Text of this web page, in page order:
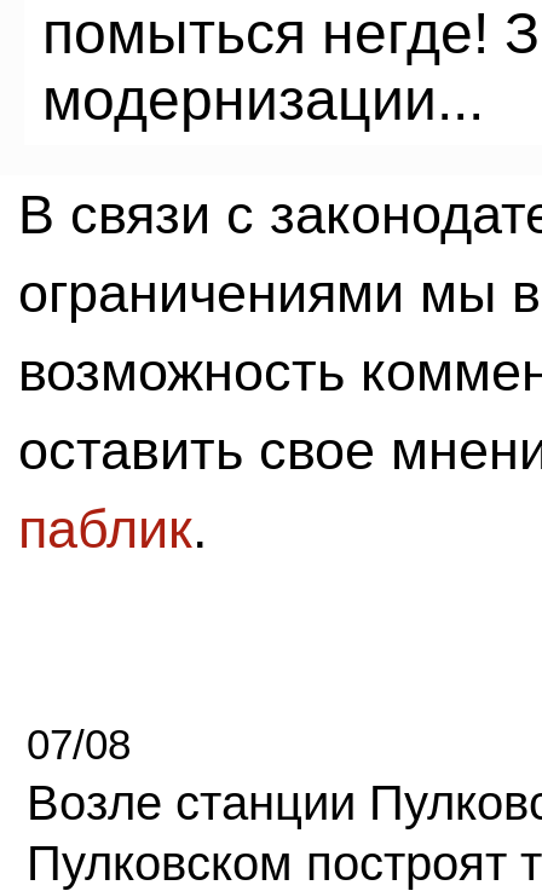
помыться негде!
модернизации...
В связи с
ограничениями мы
возможность
оставить свое
паблик.
07/08
Возле станции
Пулковском построят